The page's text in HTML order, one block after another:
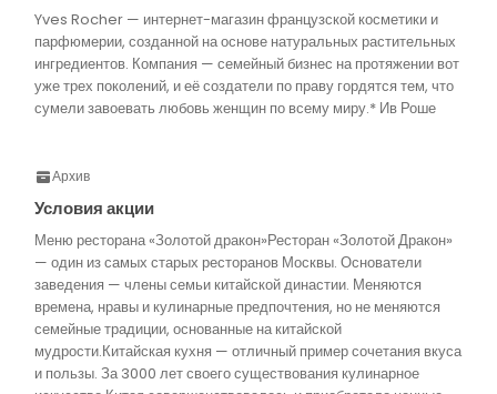
Yves Rocher — интернет-магазин французской косметики и
парфюмерии, созданной на основе натуральных растительных
ингредиентов. Компания — семейный бизнес на протяжении вот
уже трех поколений, и её создатели по праву гордятся тем, что
сумели завоевать любовь женщин по всему миру.* Ив Роше
Архив
Условия акции
Меню ресторана «Золотой дракон»Ресторан «Золотой Дракон»
— один из самых старых ресторанов Москвы. Основатели
заведения — члены семьи китайской династии. Меняются
времена, нравы и кулинарные предпочтения, но не меняются
семейные традиции, основанные на китайской
мудрости.Китайская кухня — отличный пример сочетания вкуса
и пользы. За 3000 лет своего существования кулинарное